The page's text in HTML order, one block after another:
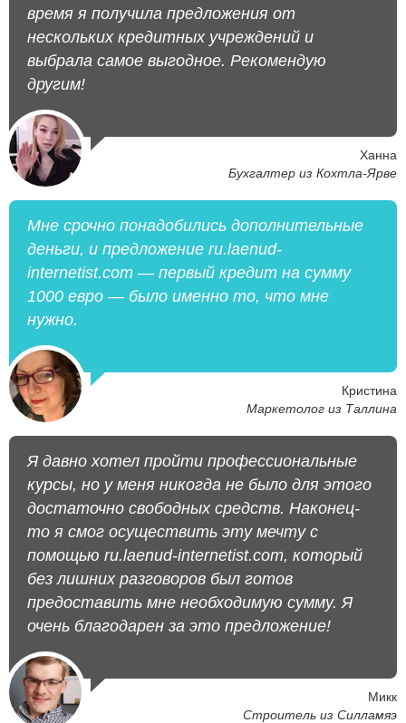
время я получила предложения от
нескольких кредитных учреждений и
выбрала самое выгодное. Рекомендую
другим!
Ханна
Бухгалтер из Кохтла-Ярве
Мне срочно понадобились дополнительные
деньги, и предложение ru.laenud-
internetist.com — первый кредит на сумму
1000 евро — было именно то, что мне
нужно.
Кристина
Маркетолог из Таллина
Я давно хотел пройти профессиональные
курсы, но у меня никогда не было для этого
достаточно свободных средств. Наконец-
то я смог осуществить эту мечту с
помощью ru.laenud-internetist.com, который
без лишних разговоров был готов
предоставить мне необходимую сумму. Я
очень благодарен за это предложение!
Микк
Строитель из Силламяэ